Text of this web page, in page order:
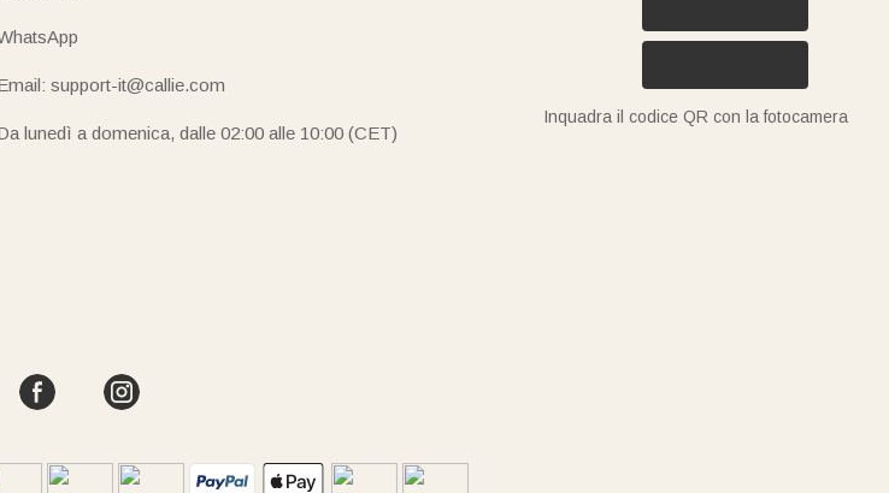
support-it@callie.com
lunedì a domenica, dalle 02:00 alle 10:00 (CET)
Inquadra il codice QR con la fotocamera